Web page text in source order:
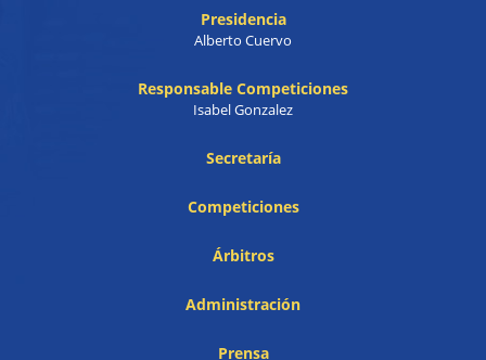
Presidencia
Alberto Cuervo
Responsable Competiciones
Isabel Gonzalez
Secretaría
Competiciones
Árbitros
Administración
Prensa